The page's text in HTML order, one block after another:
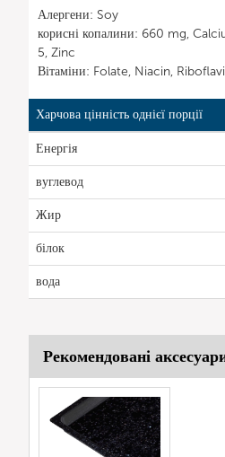
Алергени: Soy
корисні копалини: 660 mg,
5, Zinc
Вітаміни: Folate, Niacin,
Харчова цінність однієї порції
Енергія
вуглевод
Жир
білок
вода
Рекомендовані